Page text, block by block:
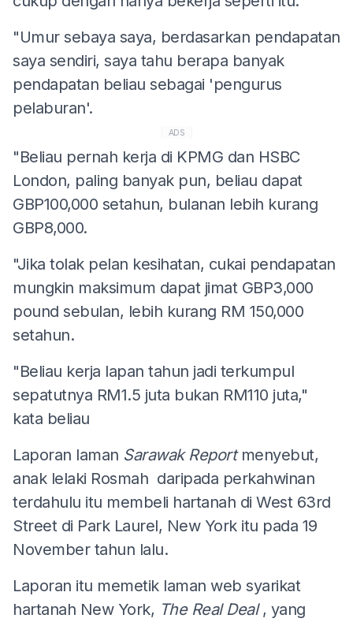
"Umur sebaya saya, berdasarkan pendapatan
saya sendiri, saya tahu berapa banyak
pendapatan beliau sebagai 'pengurus
pelaburan'.
ADS
"Beliau pernah kerja di KPMG dan HSBC
London, paling banyak pun, beliau dapat
GBP100,000 setahun, bulanan lebih kurang
GBP8,000.
"Jika tolak pelan kesihatan, cukai pendapatan
mungkin maksimum dapat jimat GBP3,000
pound sebulan, lebih kurang RM 150,000
setahun.
"Beliau kerja lapan tahun jadi terkumpul
sepatutnya RM1.5 juta bukan RM110 juta,"
kata beliau
Laporan laman Sarawak Report menyebut,
anak lelaki Rosmah daripada perkahwinan
terdahulu itu membeli hartanah di West 63rd
Street di Park Laurel, New York itu pada 19
November tahun lalu.
Laporan itu memetik laman web syarikat
hartanah New York, The Real Deal , yang